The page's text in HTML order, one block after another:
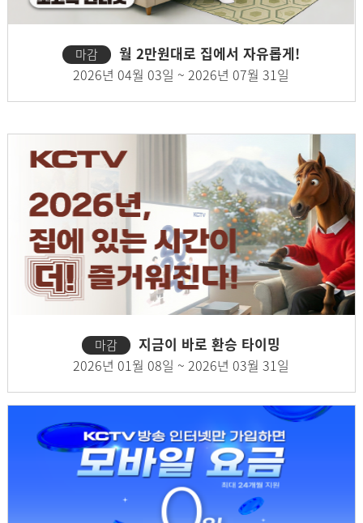
마감 월 2만원대로 집에서 자유롭게!
2026년 04월 03일 ~ 2026년 07월 31일
마감 지금이 바로 환승 타이밍
2026년 01월 08일 ~ 2026년 03월 31일